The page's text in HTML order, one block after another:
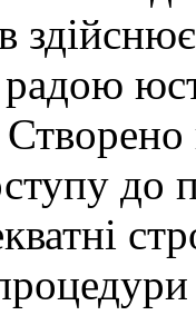
до